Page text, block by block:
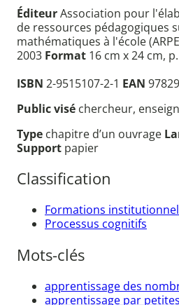
ÉditeurAssociation pour
de ressources pédagogiques
mathématiques à l'école
2003 Format 16 cm x 24 cm,
ISBN 2-9515107-2-1 EAN
Public visé chercheur,
Type chapitre d’un ouvrage
Support papier
Classification
Formations
Processus cognitifs
Mots-clés
apprentissage des
apprentissage par